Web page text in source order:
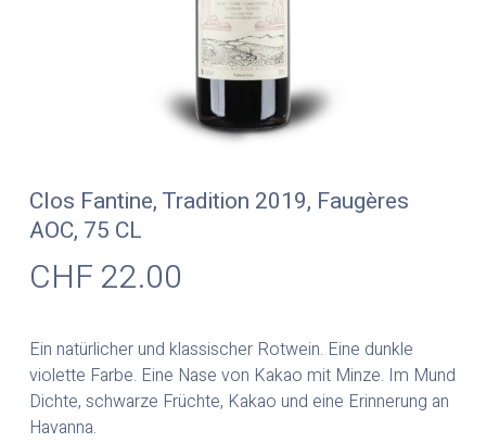
Clos Fantine, Tradition 2019, Faugères
AOC, 75 CL
CHF 22.00
Ein natürlicher und klassischer Rotwein. Eine dunkle
violette Farbe. Eine Nase von Kakao mit Minze. Im Mund
Dichte, schwarze Früchte, Kakao und eine Erinnerung an
Havanna.